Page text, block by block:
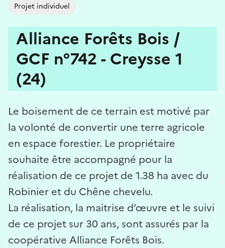
Projet individuel
Alliance Forêts Bois /
GCF n°742 - Creysse 1
(24)
Le boisement de ce terrain est motivé par
la volonté de convertir une terre agricole
en espace forestier. Le propriétaire
souhaite être accompagné pour la
réalisation de ce projet de 1.38 ha avec du
Robinier et du Chêne chevelu.
La réalisation, la maitrise d’œuvre et le suivi
de ce projet sur 30 ans, sont assurés par la
coopérative Alliance Forêts Bois.